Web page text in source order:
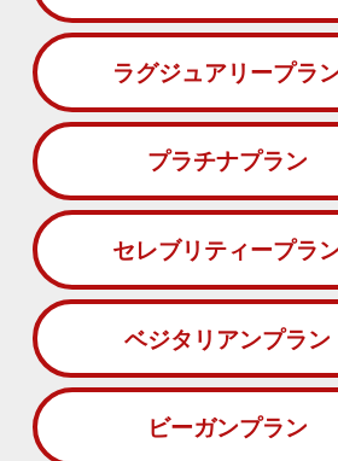
ラグジュアリープラ
プラチナプラン
セレブリティープラ
ベジタリアンプラン
ビーガンプラン